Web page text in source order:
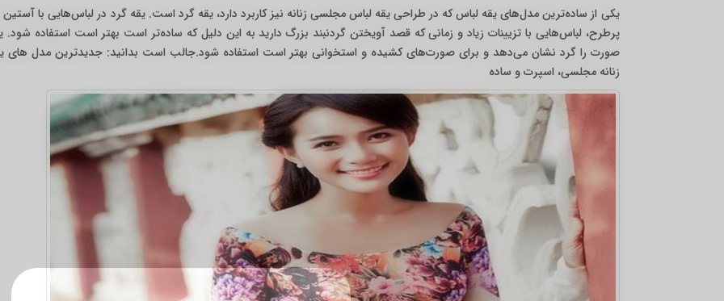
یکی از ساده‌ترین مدل‌های یقه لباس که در طراحی یقه لباس مجلسی زنانه نیز کاربرد دارد، یقه گرد است. یقه گرد در لباس‌هایی با آستین
پرطرح، لباس‌هایی با تزیینات زیاد و زمانی که قصد آویختن گردنبند بزرگ دارید به این دلیل که ساده‌تر است بهتر است استفاده شود.
صورت را گرد نشان می‌دهد و برای صورت‌های کشیده و استخوانی بهتر است استفاده شود.جالب است بدانید: جدیدترین مدل های
زنانه مجلسی، اسپرت و ساده